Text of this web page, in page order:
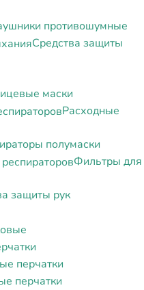
противошумные
Средства защиты
маски
Расходные
полумаски
Фильтры для
защиты рук
перчатки
перчатки